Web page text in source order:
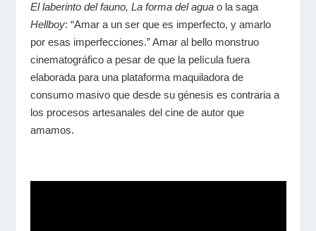
El laberinto del fauno, La forma del aguao la saga
Hellboy: “Amar a un ser que es imperfecto, y amarlo
por esas imperfecciones.” Amar al bello monstruo
cinematográfico a pesar de que la película fuera
elaborada para una plataforma maquiladora de
consumo masivo que desde su génesis es contraria a
los procesos artesanales del cine de autor que
amamos.